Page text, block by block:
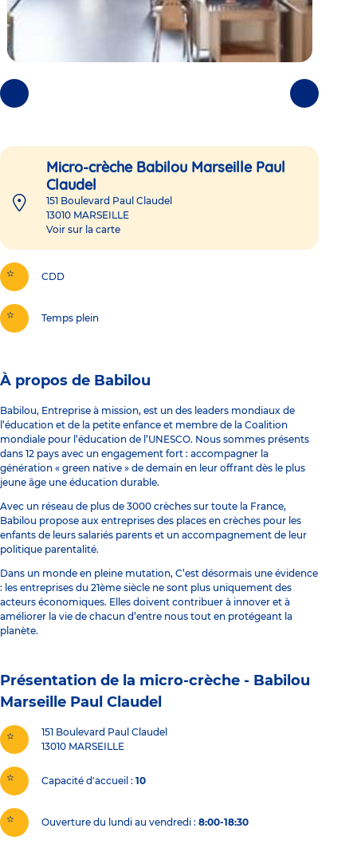
Photos
précédentes
Photos
suivantes
Micro-crèche Babilou Marseille Paul
Claudel
151 Boulevard Paul Claudel
13010 MARSEILLE
Voir sur la carte
CDD
Temps plein
À propos de Babilou
Babilou, Entreprise à mission, est un des leaders mondiaux de
l’éducation et de la petite enfance et membre de la Coalition
mondiale pour l’éducation de l’UNESCO. Nous sommes présents
dans 12 pays avec un engagement fort : accompagner la
génération « green native » de demain en leur offrant dès le plus
jeune âge une éducation durable.
Avec un réseau de plus de 3000 crèches sur toute la France,
Babilou propose aux entreprises des places en crèches pour les
enfants de leurs salariés parents et un accompagnement de leur
politique parentalité.
Dans un monde en pleine mutation, C’est désormais une évidence
: les entreprises du 21ème siècle ne sont plus uniquement des
acteurs économiques. Elles doivent contribuer à innover et à
améliorer la vie de chacun d’entre nous tout en protégeant la
planète.
Présentation de la micro-crèche - Babilou
Marseille Paul Claudel
151 Boulevard Paul Claudel
13010 MARSEILLE
Capacité d'accueil 10
Ouverture du lundi au vendredi : 8:00-18:30